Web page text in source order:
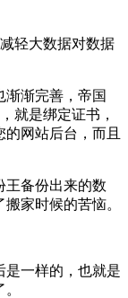
轻大数据对数据
渐渐完善，帝国
就是绑定证书，
网站后台，而且
王备份出来的数
家时候的苦恼。
是一样的，也就是